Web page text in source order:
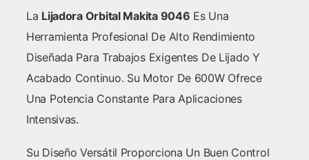
La Lijadora Orbital Makita 9046 Es Una
Herramienta Profesional De Alto Rendimiento
Diseñada Para Trabajos Exigentes De Lijado Y
Acabado Continuo. Su Motor De 600W Ofrece
Una Potencia Constante Para Aplicaciones
Intensivas.
Su Diseño Versátil Proporciona Un Buen Control